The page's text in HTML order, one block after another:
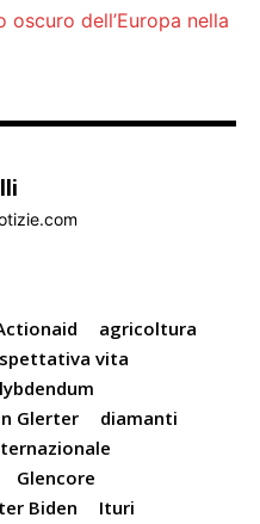
dell’Europa nella
agricoltura
vita
Glerter
diamanti
Glencore
Biden
Ituri